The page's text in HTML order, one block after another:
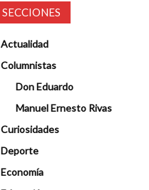
SECCIONES
Actualidad
Columnistas
Don Eduardo
Manuel Ernesto Rivas
Curiosidades
Deporte
Economía